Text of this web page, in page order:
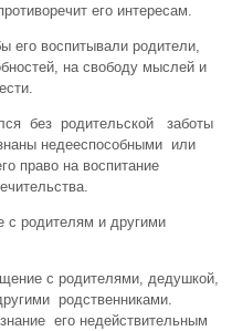
его интересам.
его воспитывали родители,
на свободу мыслей и
без родительской заботы
недееспособными или
право на воспитание
с родителям и другими
с родителями, дедушкой,
родственниками.
его недействительным